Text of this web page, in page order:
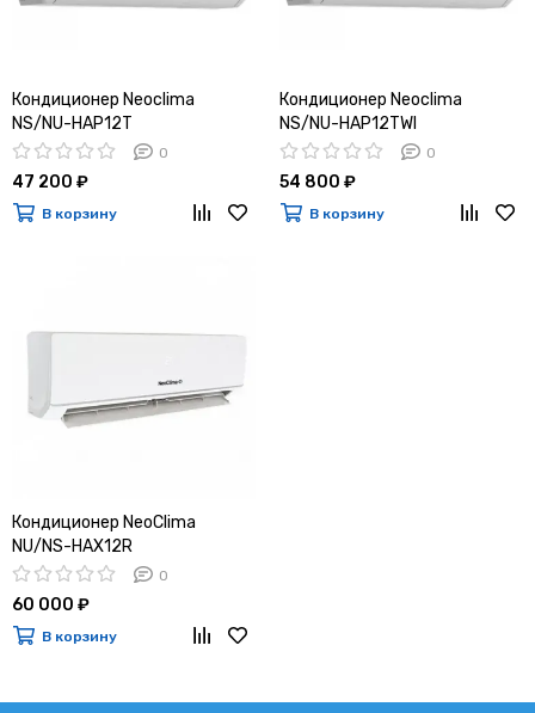
Кондиционер Neoclima
NS/NU-HAP12T
0
47 200 ₽
В корзину
Кондиционер Neoclima
NS/NU-HAP12TWI
0
54 800 ₽
В корзину
Кондиционер NeoClima
NU/NS-HAX12R
0
60 000 ₽
В корзину